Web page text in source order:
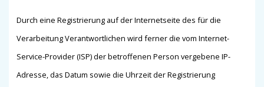
Durch eine Registrierung auf der Internetseite des für die
Verarbeitung Verantwortlichen wird ferner die vom Internet-
Service-Provider (ISP) der betroffenen Person vergebene IP-
Adresse, das Datum sowie die Uhrzeit der Registrierung